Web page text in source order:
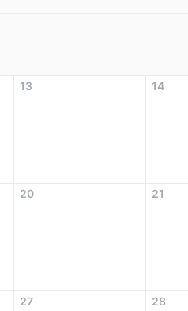
13 14
20 21
27 28